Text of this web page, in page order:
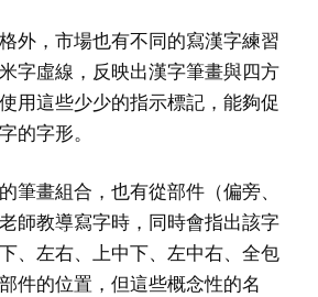
外，市場也有不同的寫漢字練習
字虛線，反映出漢字筆畫與四方
用這些少少的指示標記，能夠促
的字形。
筆畫組合，也有從部件（偏旁、
師教導寫字時，同時會指出該字
、左右、上中下、左中右、全包
件的位置，但這些概念性的名